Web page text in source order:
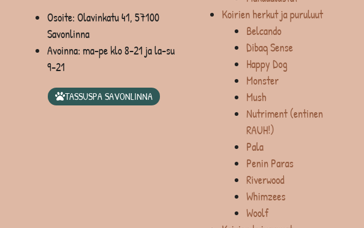
Osoite: Olavinkatu 41, 57100
Savonlinna
Avoinna: ma-pe klo 8-21 ja la-su
9-21
TASSUSPA SAVONLINNA
Koirien herkut ja puruluut
Belcando
Dibaq Sense
Happy Dog
Monster
Mush
Nutriment (entinen
RAUH!)
Pala
Penin Paras
Riverwood
Whimzees
Woolf